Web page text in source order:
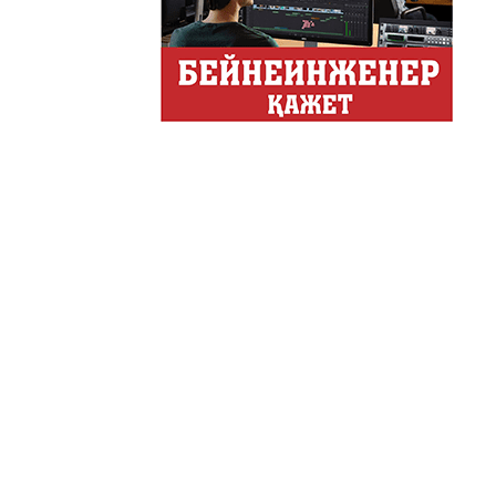
Хайп – это шумиха,
телезрителями и
Деловые новости
Обзор событий деловой